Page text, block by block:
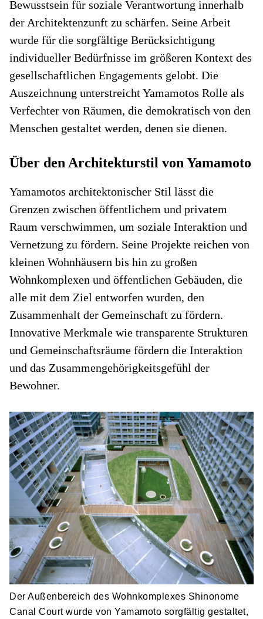
Bewusstsein für soziale Verantwortung innerhalb
der Architektenzunft zu schärfen. Seine Arbeit
wurde für die sorgfältige Berücksichtigung
individueller Bedürfnisse im größeren Kontext des
gesellschaftlichen Engagements gelobt. Die
Auszeichnung unterstreicht Yamamotos Rolle als
Verfechter von Räumen, die demokratisch von den
Menschen gestaltet werden, denen sie dienen.
Über den Architekturstil von Yamamoto
Yamamotos architektonischer Stil lässt die
Grenzen zwischen öffentlichem und privatem
Raum verschwimmen, um soziale Interaktion und
Vernetzung zu fördern. Seine Projekte reichen von
kleinen Wohnhäusern bis hin zu großen
Wohnkomplexen und öffentlichen Gebäuden, die
alle mit dem Ziel entworfen wurden, den
Zusammenhalt der Gemeinschaft zu fördern.
Innovative Merkmale wie transparente Strukturen
und Gemeinschaftsräume fördern die Interaktion
und das Zusammengehörigkeitsgefühl der
Bewohner.
Der Außenbereich des Wohnkomplexes Shinonome
Canal Court wurde von Yamamoto sorgfältig gestaltet,